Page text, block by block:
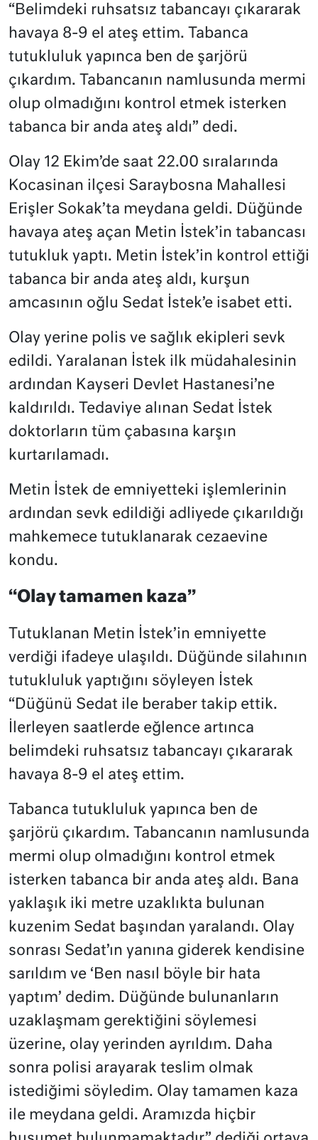
“Belimdeki ruhsatsız tabancayı çıkararak
havaya 8-9 el ateş ettim. Tabanca
tutukluluk yapınca ben de şarjörü
çıkardım. Tabancanın namlusunda mermi
olup olmadığını kontrol etmek isterken
tabanca bir anda ateş aldı” dedi.
Olay 12 Ekim’de saat 22.00 sıralarında
Kocasinan ilçesi Saraybosna Mahallesi
Erişler Sokak’ta meydana geldi. Düğünde
havaya ateş açan Metin İstek’in tabancası
tutukluk yaptı. Metin İstek’in kontrol ettiği
tabanca bir anda ateş aldı, kurşun
amcasının oğlu Sedat İstek’e isabet etti.
Olay yerine polis ve sağlık ekipleri sevk
edildi. Yaralanan İstek ilk müdahalesinin
ardından Kayseri Devlet Hastanesi’ne
kaldırıldı. Tedaviye alınan Sedat İstek
doktorların tüm çabasına karşın
kurtarılamadı.
Metin İstek de emniyetteki işlemlerinin
ardından sevk edildiği adliyede çıkarıldığı
mahkemece tutuklanarak cezaevine
kondu.
“Olay tamamen kaza”
Tutuklanan Metin İstek’in emniyette
verdiği ifadeye ulaşıldı. Düğünde silahının
tutukluluk yaptığını söyleyen İstek
“Düğünü Sedat ile beraber takip ettik.
İlerleyen saatlerde eğlence artınca
belimdeki ruhsatsız tabancayı çıkararak
havaya 8-9 el ateş ettim.
Tabanca tutukluluk yapınca ben de
şarjörü çıkardım. Tabancanın namlusunda
mermi olup olmadığını kontrol etmek
isterken tabanca bir anda ateş aldı. Bana
yaklaşık iki metre uzaklıkta bulunan
kuzenim Sedat başından yaralandı. Olay
sonrası Sedat’ın yanına giderek kendisine
sarıldım ve ‘Ben nasıl böyle bir hata
yaptım’ dedim. Düğünde bulunanların
uzaklaşmam gerektiğini söylemesi
üzerine, olay yerinden ayrıldım. Daha
sonra polisi arayarak teslim olmak
istediğimi söyledim. Olay tamamen kaza
ile meydana geldi. Aramızda hiçbir